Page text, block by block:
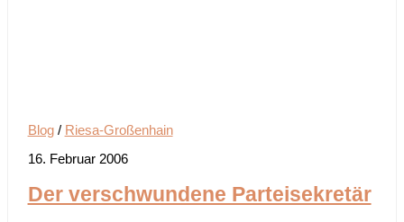
Blog/ Riesa-Großenhain
16. Februar 2006
Der verschwundene Parteisekretär